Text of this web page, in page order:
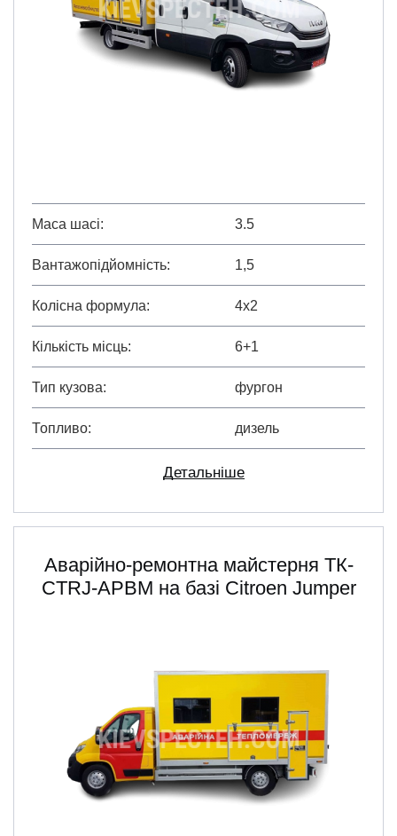
Маса шасі 3.5
Вантажопідйомність 1,5
Колісна формула 4х2
Кількість місць 6+1
Тип кузова фургон
Топливо дизель
Детальніше
Аварійно-ремонтна майстерня ТК-
CTRJ-АРВМ на базі Citroen Jumper